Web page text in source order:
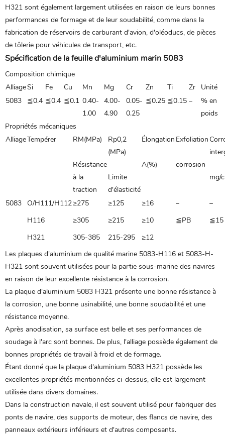
H321 sont également largement utilisées en raison de leurs bonnes
performances de formage et de leur soudabilité, comme dans la
fabrication de réservoirs de carburant d'avion, d'oléoducs, de pièces
de tôlerie pour véhicules de transport, etc.
Spécification de la feuille d'aluminium marin 5083
Composition chimique
AlliageSi Fe Cu Mn Mg Cr Zn Ti Zr
Unité
5083
≦0.4 ≦0.4 ≦0.1 0.40-
1.00
4.00-
4.90
0.05-
0.25
≦0.25 ≦0.15 –
% en
poids
Propriétés mécaniques
AlliageTempérer RM(MPa)
Résistance
à la
traction
Rp0,2
(MPa)
Limite
d'élasticité
Élongation
A(%)
Exfoliation
corrosion
mg/
5083 O/H111/H112≥275 ≥125 ≥16 –
–
H116
≥305 ≥215 ≥10 ≦PB
≦15
H321
305-385 215-295
≥12
Les plaques d'aluminium de qualité marine 5083-H116 et 5083-H-
H321 sont souvent utilisées pour la partie sous-marine des navires
en raison de leur excellente résistance à la corrosion.
La plaque d'aluminium 5083 H321 présente une bonne résistance à
la corrosion, une bonne usinabilité, une bonne soudabilité et une
résistance moyenne.
Après anodisation, sa surface est belle et ses performances de
soudage à l'arc sont bonnes. De plus, l'alliage possède également de
bonnes propriétés de travail à froid et de formage.
Étant donné que la plaque d'aluminium 5083 H321 possède les
excellentes propriétés mentionnées ci-dessus, elle est largement
utilisée dans divers domaines.
Dans la construction navale, il est souvent utilisé pour fabriquer des
ponts de navire, des supports de moteur, des flancs de navire, des
panneaux extérieurs inférieurs et d'autres composants.